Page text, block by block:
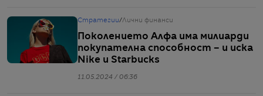
Стратегии/Лични финанси
Поколението Алфа има милиарди
покупателна способност – и иска
Nike и Starbucks
11.05.2024 / 06:36